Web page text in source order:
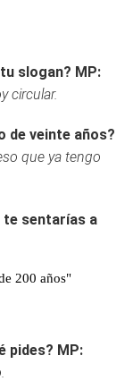
slogan? MP:
circular.
de veinte años?
que ya tengo
te sentarías a
200 años"
pides? MP: